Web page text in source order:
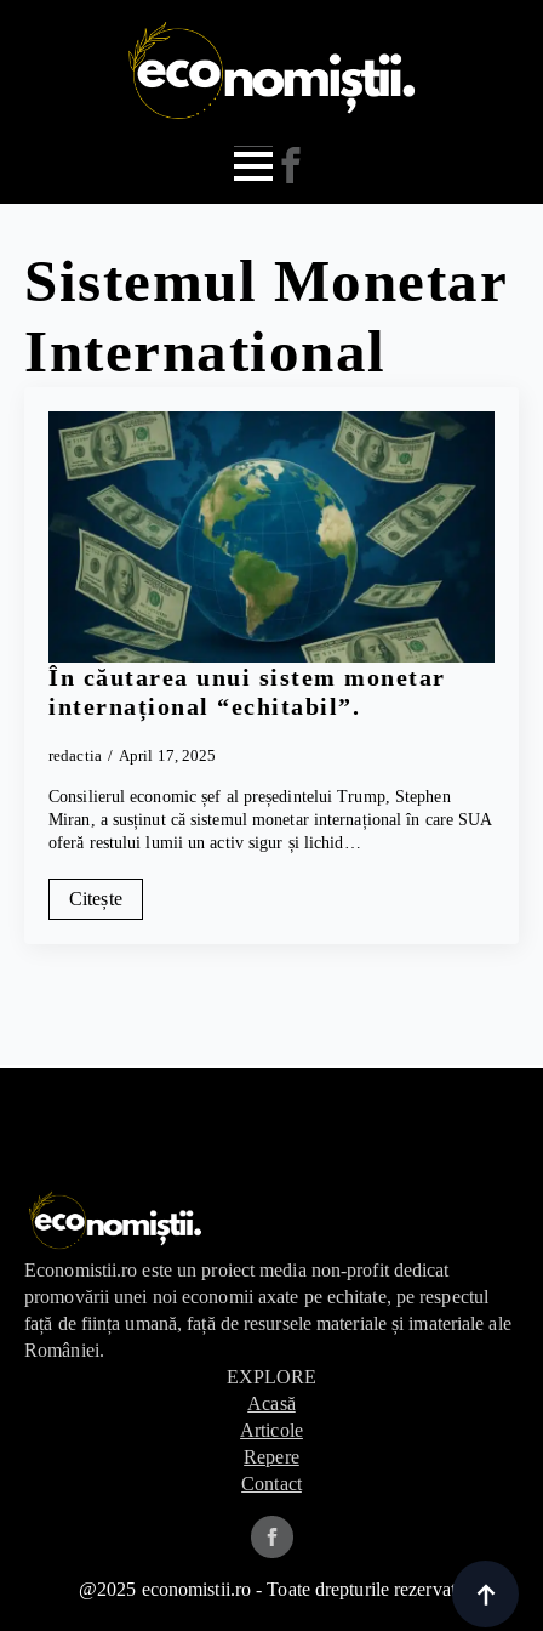
Sistemul Monetar
International
În căutarea unui sistem monetar
internațional “echitabil”.
redactia April 17, 2025
Consilierul economic șef al președintelui Trump, Stephen
Miran, a susținut că sistemul monetar internațional în care SUA
oferă restului lumii un activ sigur și lichid…
Citește
Economistii.ro este un proiect media non-profit dedicat
promovării unei noi economii axate pe echitate, pe respectul
față de ființa umană, față de resursele materiale și imateriale ale
României.
EXPLORE
Acasă
Articole
Repere
Contact
@2025 economistii.ro - Toate drepturile rezervate